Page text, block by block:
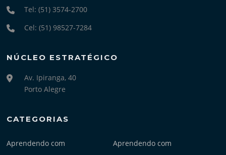
Tel: (51) 3574-2700
Cel: (51) 98527-7284
NÚCLEO ESTRATÉGICO
Av. Ipiranga, 40
Porto Alegre
CATEGORIAS
Aprendendo com
Aprendendo com